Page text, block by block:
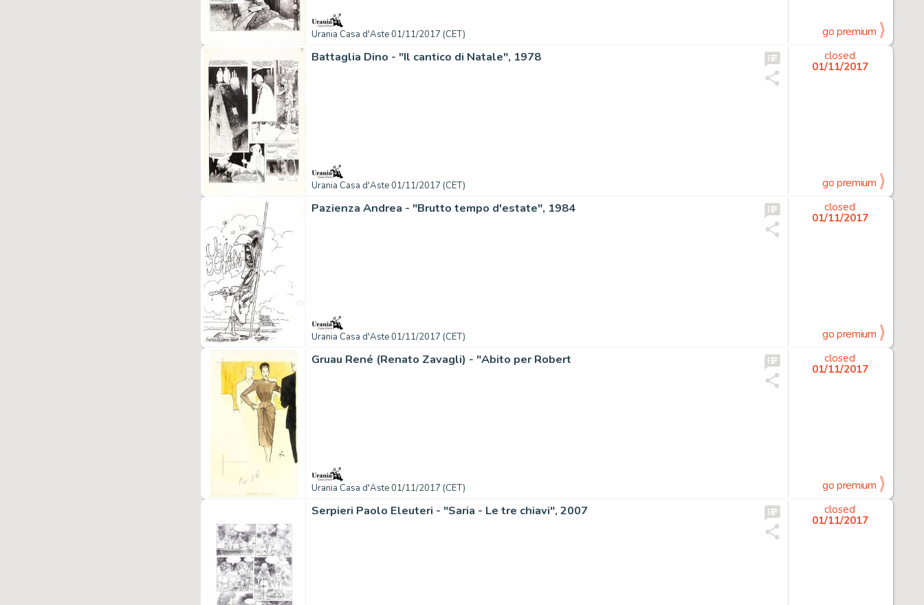
Urania Casa d'Aste 01/11/2017 (CET) go premium
Battaglia Dino - "Il cantico di Natale", 1978
Urania Casa d'Aste 01/11/2017 (CET)
closed
01/11/2017
go premium
Pazienza Andrea - "Brutto tempo d'estate", 1984
Urania Casa d'Aste 01/11/2017 (CET)
closed
01/11/2017
go premium
Gruau René (Renato Zavagli) - "Abito per Robert
Urania Casa d'Aste 01/11/2017 (CET)
closed
01/11/2017
go premium
Serpieri Paolo Eleuteri - "Saria - Le tre chiavi", 2007
closed
01/11/2017